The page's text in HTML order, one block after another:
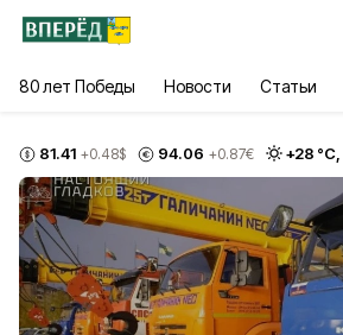
80 лет Победы Новости Статьи
81.41 +0.48$ 94.06 +0.87€ +28 °С,